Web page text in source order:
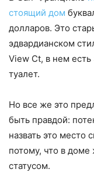
стоящий дом
долларов. Это
эдвардианском
View Ct, в нем есть
туалет.
Но все же это
быть правдой:
назвать это место
потому, что в
статусом.